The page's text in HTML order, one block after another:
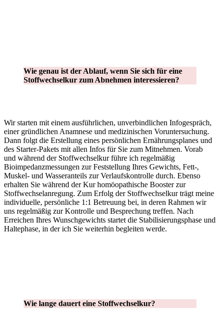
Wie genau ist der Ablauf, wenn Sie sich für eine
Stoffwechselkur zum Abnehmen interessieren?
Wir starten mit einem ausführlichen, unverbindlichen Infogespräch,
einer gründlichen Anamnese und medizinischen Voruntersuchung.
Dann folgt die Erstellung eines persönlichen Ernährungsplanes und
des Starter-Pakets mit allen Infos für Sie zum Mitnehmen. Vorab
und während der Stoffwechselkur führe ich regelmäßig
Bioimpedanzmessungen zur Feststellung Ihres Gewichts, Fett-,
Muskel- und Wasseranteils zur Verlaufskontrolle durch. Ebenso
erhalten Sie während der Kur homöopathische Booster zur
Stoffwechselanregung. Zum Erfolg der Stoffwechselkur trägt meine
individuelle, persönliche 1:1 Betreuung bei, in deren Rahmen wir
uns regelmäßig zur Kontrolle und Besprechung treffen. Nach
Erreichen Ihres Wunschgewichts startet die Stabilisierungsphase und
Haltephase, in der ich Sie weiterhin begleiten werde.
Wie lange dauert eine Stoffwechselkur?